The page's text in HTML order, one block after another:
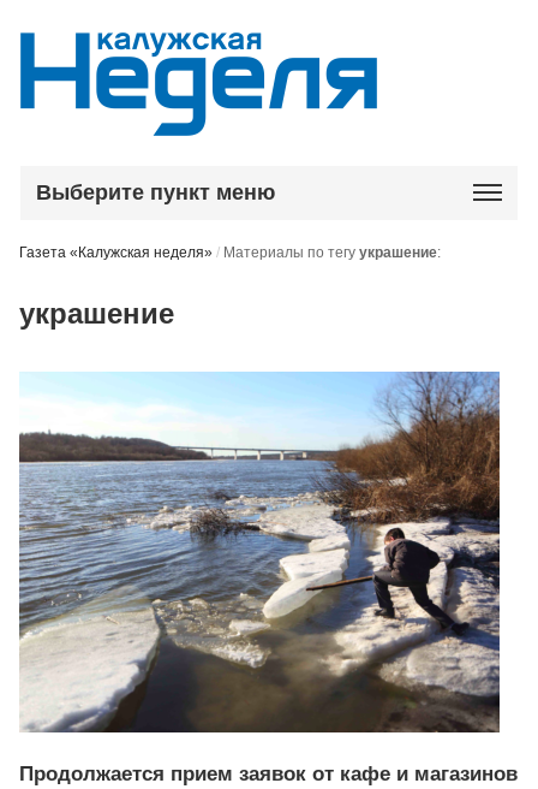
Выберите пункт меню
Газета «Калужская неделя» / Материалы по тегуукрашение:
украшение
Продолжается прием заявок от кафе и магазинов